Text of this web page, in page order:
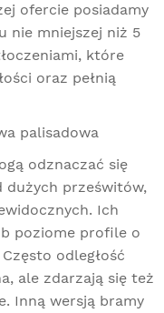
ofercie posiadamy
nie mniejszej niż 5
które
oraz pełnią
palisadowa
odznaczać się
dużych prześwitów,
Ich
poziome profile o
odległość
ale zdarzają się też
Inną wersją bramy